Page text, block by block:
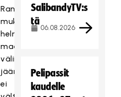
Rantalan
mukaan
helmikuun
maaotteluiden
väliin
jääminen
ei
SalibandyTV:s
tä
06.08.2026
Pelipassit
kaudelle